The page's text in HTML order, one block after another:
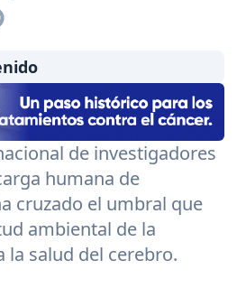
de investigadores
humana de
cruzado el umbral que
ambiental de la
la salud del cerebro.